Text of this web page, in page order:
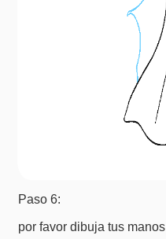
Paso 6:
por favor dibuja tus manos